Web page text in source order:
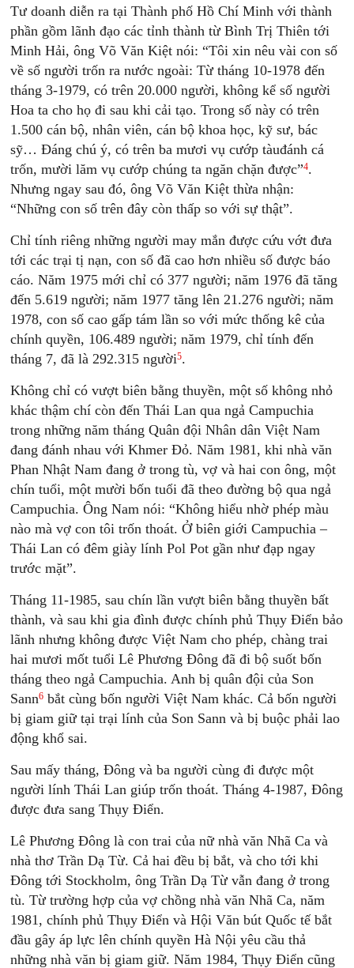
Tư doanh diễn ra tại Thành phố Hồ Chí Minh với thành
phần gồm lãnh đạo các tỉnh thành từ Bình Trị Thiên tới
Minh Hải, ông Võ Văn Kiệt nói: “Tôi xin nêu vài con số
về số người trốn ra nước ngoài: Từ tháng 10-1978 đến
tháng 3-1979, có trên 20.000 người, không kể số người
Hoa ta cho họ đi sau khi cải tạo. Trong số này có trên
1.500 cán bộ, nhân viên, cán bộ khoa học, kỹ sư, bác
sỹ… Đáng chú ý, có trên ba mươi vụ cướp tàuđánh cá
trốn, mười lăm vụ cướp chúng ta ngăn chặn được”4.
Nhưng ngay sau đó, ông Võ Văn Kiệt thừa nhận:
“Những con số trên đây còn thấp so với sự thật”.
Chỉ tính riêng những người may mắn được cứu vớt đưa
tới các trại tị nạn, con số đã cao hơn nhiều số được báo
cáo. Năm 1975 mới chỉ có 377 người; năm 1976 đã tăng
đến 5.619 người; năm 1977 tăng lên 21.276 người; năm
1978, con số cao gấp tám lần so với mức thống kê của
chính quyền, 106.489 người; năm 1979, chỉ tính đến
tháng 7, đã là 292.315 người5.
Không chỉ có vượt biên bằng thuyền, một số không nhỏ
khác thậm chí còn đến Thái Lan qua ngả Campuchia
trong những năm tháng Quân đội Nhân dân Việt Nam
đang đánh nhau với Khmer Đỏ. Năm 1981, khi nhà văn
Phan Nhật Nam đang ở trong tù, vợ và hai con ông, một
chín tuổi, một mười bốn tuổi đã theo đường bộ qua ngả
Campuchia. Ông Nam nói: “Không hiểu nhờ phép màu
nào mà vợ con tôi trốn thoát. Ở biên giới Campuchia –
Thái Lan có đêm giày lính Pol Pot gần như đạp ngay
trước mặt”.
Tháng 11-1985, sau chín lần vượt biên bằng thuyền bất
thành, và sau khi gia đình được chính phủ Thụy Điển bảo
lãnh nhưng không được Việt Nam cho phép, chàng trai
hai mươi mốt tuổi Lê Phương Đông đã đi bộ suốt bốn
tháng theo ngả Campuchia. Anh bị quân đội của Son
Sann6 bắt cùng bốn người Việt Nam khác. Cả bốn người
bị giam giữ tại trại lính của Son Sann và bị buộc phải lao
động khổ sai.
Sau mấy tháng, Đông và ba người cùng đi được một
người lính Thái Lan giúp trốn thoát. Tháng 4-1987, Đông
được đưa sang Thụy Điển.
Lê Phương Đông là con trai của nữ nhà văn Nhã Ca và
nhà thơ Trần Dạ Từ. Cả hai đều bị bắt, và cho tới khi
Đông tới Stockholm, ông Trần Dạ Từ vẫn đang ở trong
tù. Từ trường hợp của vợ chồng nhà văn Nhã Ca, năm
1981, chính phủ Thụy Điển và Hội Văn bút Quốc tế bắt
đầu gây áp lực lên chính quyền Hà Nội yêu cầu thả
những nhà văn bị giam giữ. Năm 1984, Thụy Điển cũng